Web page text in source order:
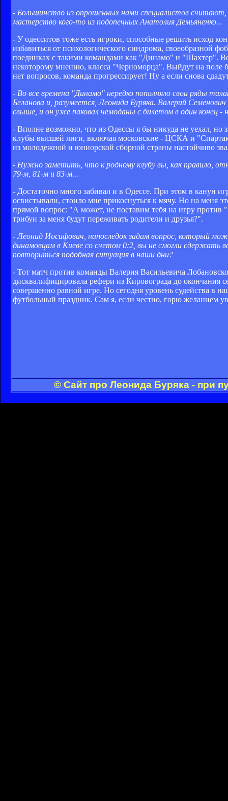
- Большинство из опрошенных нами специалистов считают,
мастерство кого-то из подопечных Анатолия Демьяненко...
- У одесситов тоже есть игроки, способные решить исход
избавиться от психологического синдрома, своеобразной
поединках с такими командами как "Динамо" и "Шахтер".
некоторому мнению, класса "Черноморца". Выйдут на поле
нет вопросов, команда прогрессирует! Ну а если снова
- Во все времена "Динамо" нередко пополняло свои ряды
Беланова и, разумеется, Леонида Буряка. Валерий
свыше, и он уже паковал чемоданы с билетом в один конец -
- Вполне возможно, что из Одессы я бы никуда не уехал, но
клубы высшей лиги, включая московские - ЦСКА и
из молодежной и юниорской сборной страны настойчиво
- Нужно заметить, что к родному клубу вы, как правило,
79-м, 81-м и 83-м...
- Достаточно много забивал и в Одессе. При этом в канун
освистывали, стоило мне прикоснуться к мячу. Но на меня
прямой вопрос: "А может, не поставим тебя на игру против
трибун за меня будут переживать родители и друзья?".
- Леонид Иосифович, напоследок задам вопрос, который
динамовцам в Киеве со счетом 0:2, вы не смогли сдержать
повториться подобная ситуация в наши дни?
- Тот матч против команды Валерия Васильевича
дисквалифицировала рефери из Кировограда до
совершенно равной игре. Но сегодня уровень судейства в
футбольный праздник. Сам я, если честно, горю желанием
© Сайт про Леонида Буряка - при